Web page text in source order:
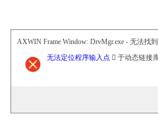
AXWIN Frame Window: DrvMgr.exe - 无法找
无法定位程序输入点  于动态链接